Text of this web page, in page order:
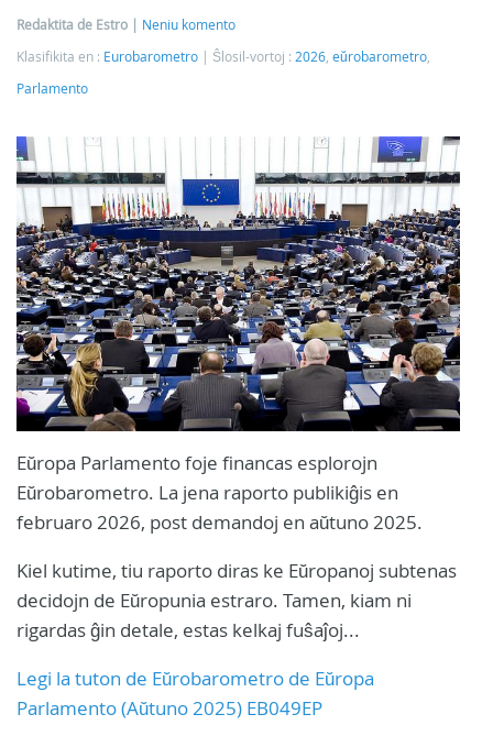
Redaktita de Estro
Neniu komento
Klasifikita en : Eurobarometro Ŝlosil-vortoj : 2026 eŭrobarometro
Parlamento
Eŭropa Parlamento foje financas esplorojn
Eŭrobarometro. La jena raporto publikiĝis en
februaro 2026, post demandoj en aŭtuno 2025.
Kiel kutime, tiu raporto diras ke Eŭropanoj subtenas
decidojn de Eŭropunia estraro. Tamen, kiam ni
rigardas ĝin detale, estas kelkaj fuŝaĵoj...
Legi la tuton de Eŭrobarometro de Eŭropa
Parlamento (Aŭtuno 2025) EB049EP